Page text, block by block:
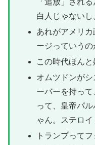
白人じゃないし
あれがアメリ
ージっていうの
この時代ほんと
オムツドンが
ーバーを持っ
って、皇帝パ
ゃん。ステロイ
トランプって